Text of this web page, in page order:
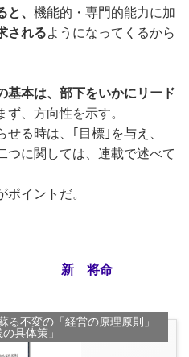
、 機能的・専門的能力に加
されるようになってくるから
基本は、部下をいかにリード
ず、方向性を示す。
る時は、｢目標｣を与え、
つに関しては、連載で述べて
ポイントだ。
新 将命
る不変の「経営の原理原則」
具体策」